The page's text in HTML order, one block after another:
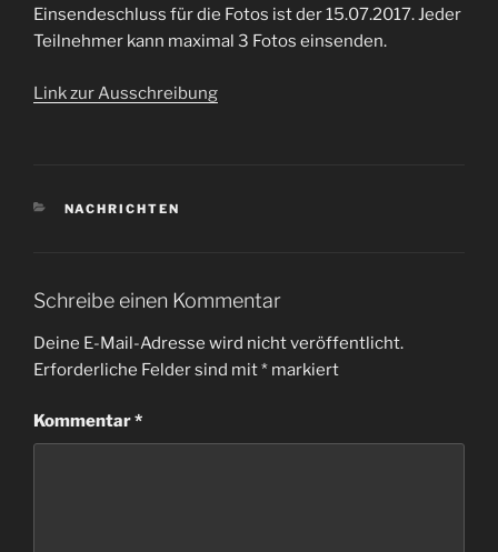
Einsendeschluss für die Fotos ist der 15.07.2017. Jeder
Teilnehmer kann maximal 3 Fotos einsenden.
Link zur Ausschreibung
KATEGORIEN
NACHRICHTEN
Schreibe einen Kommentar
Deine E-Mail-Adresse wird nicht veröffentlicht.
Erforderliche Felder sind mit* markiert
Kommentar*